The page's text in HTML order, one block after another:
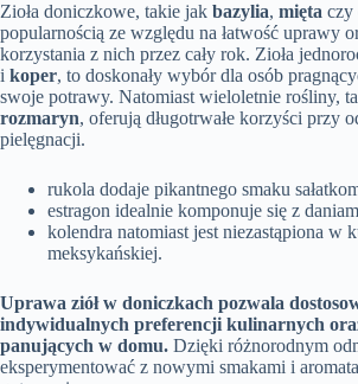
Zioła doniczkowe, takie jak bazylia, mięta czy
popularnością ze względu na łatwość uprawy
korzystania z nich przez cały rok. Zioła
i koper, to doskonały wybór dla osób
swoje potrawy. Natomiast wieloletnie rośliny,
rozmaryn, oferują długotrwałe korzyści przy
pielęgnacji.
rukola dodaje pikantnego smaku
estragon idealnie komponuje się z
kolendra natomiast jest niezastąpiona w
meksykańskiej.
Uprawa ziół w doniczkach pozwala
indywidualnych preferencji kulinarnych
panujących w domu. Dzięki różnorodnym
eksperymentować z nowymi smakami i